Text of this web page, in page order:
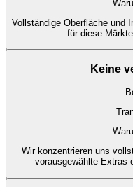
Vollständige Oberfläche und
für diese
Keine
Wir konzentrieren uns
vorausgewählte Extras